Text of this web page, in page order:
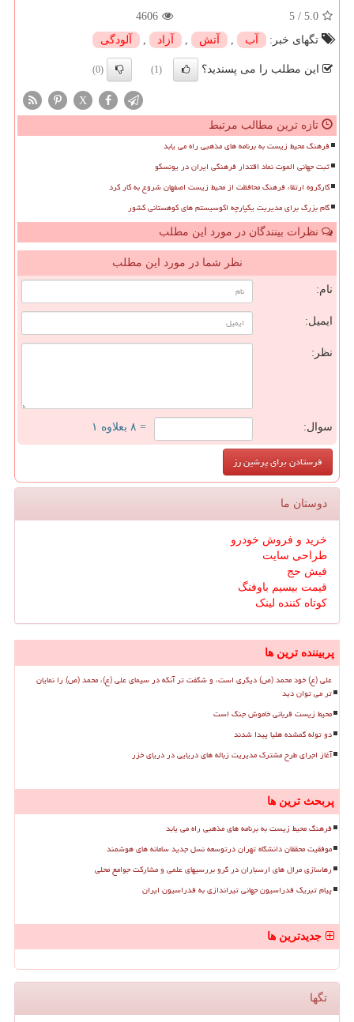
5.0
/
5
4606
تگهای خبر:
آب , آتش , آزاد , آلودگی
این مطلب را می پسندید؟ (1)
(0)
X
تازه ترین مطالب مرتبط
فرهنگ محیط زیست به برنامه های مذهبی راه می یابد
ثبت جهانی الموت نماد اقتدار فرهنگی ایران در یونسکو
کارگروه ارتقاء فرهنگ محافظت از محیط زیست اصفهان شروع به کار کرد
گام بزرگ برای مدیریت یکپارچه اکوسیستم های کوهستانی کشور
نظرات بینندگان در مورد این مطلب
نظر شما در مورد این مطلب
نام:
ایمیل:
نظر:
سوال: = ۸ بعلاوه ۱
دوستان ما
خرید و فروش خودرو
طراحی سایت
فیش حج
قیمت بیسیم باوفنگ
کوتاه کننده لینک
پربیننده ترین ها
علی (ع) خود محمد (ص) دیگری است، و شگفت تر آنکه در سیمای علی (ع)، محمد (ص) را نمایان
تر می توان دید
محیط زیست قربانی خاموش جنگ است
دو توله گمشده هلیا پیدا شدند
آغاز اجرای طرح مشترک مدیریت زباله های دریایی در دریای خزر
پربحث ترین ها
فرهنگ محیط زیست به برنامه های مذهبی راه می یابد
موفقیت محققان دانشگاه تهران درتوسعه نسل جدید سامانه های هوشمند
رهاسازی مرال های ارسباران در گرو بررسیهای علمی و مشارکت جوامع محلی
پیام تبریک فدراسیون جهانی تیراندازی به فدراسیون ایران
جدیدترین ها
تگها